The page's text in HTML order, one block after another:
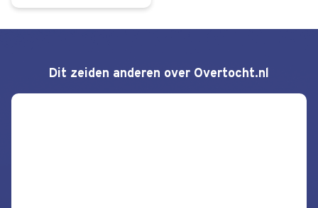
Dit zeiden anderen over Overtocht.nl